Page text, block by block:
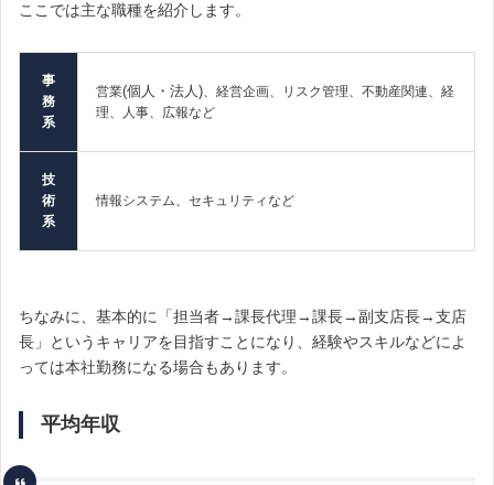
ここでは主な職種を紹介します。
事
務
系
営業(個人・法人) 、経営企画、リスク管理、不動産関連、経
理、人事、広報など
技
術
系
情報システム、セキュリティなど
ちなみに、基本的に「担当者→課長代理→課長→副支店長→支店
長」というキャリアを目指すことになり、経験やスキルなどによ
っては本社勤務になる場合もあります。
平均年収